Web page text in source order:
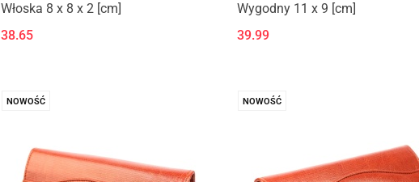
Włoska 8 x 8 x 2 [cm]
38.65
Wygodny 11 x 9 [cm]
39.99
NOWOŚĆ NOWOŚĆ